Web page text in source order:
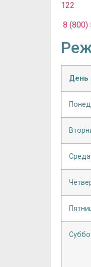
122
8 (800)
День
Среда